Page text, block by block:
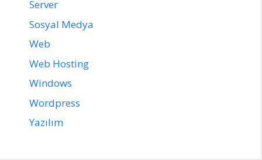
Server
Sosyal Medya
Web
Web Hosting
Windows
Wordpress
Yazılım